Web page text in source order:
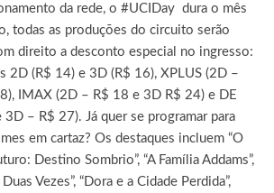
da rede, o #UCIDay dura o mês
todas as produções do circuito serão
direito a desconto especial no ingresso:
2D (R$ 14) e 3D (R$ 16), XPLUS (2D –
IMAX (2D – R$ 18 e 3D R$ 24) e DE
– R$ 27). Já quer se programar para
em cartaz? Os destaques incluem “O
Destino Sombrio”, “A Família Addams”,
Vezes”, “Dora e a Cidade Perdida”,